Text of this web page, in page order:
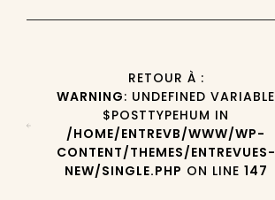
RETOUR À :
WARNING: UNDEFINED VARIABLE
$POSTTYPEHUM IN
/HOME/ENTREVB/WWW/WP-
CONTENT/THEMES/ENTREVUES-
NEW/SINGLE.PHP ON LINE 147